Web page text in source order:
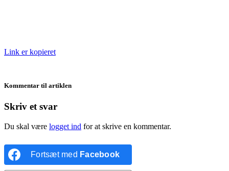
Link er kopieret
Kommentar til artiklen
Skriv et svar
Du skal være logget ind for at skrive en kommentar.
Fortsæt med Facebook